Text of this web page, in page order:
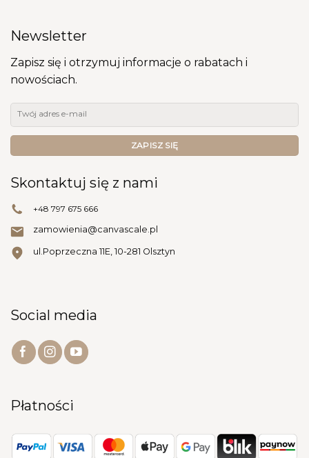
Newsletter
Zapisz się i otrzymuj informacje o rabatach i
nowościach.
Skontaktuj się z nami
+48 797 675 666
zamowienia@canvascale.pl
ul.Poprzeczna 11E, 10-281 Olsztyn
Social media
Płatności